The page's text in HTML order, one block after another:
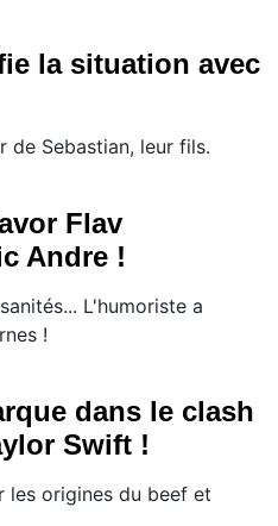
la situation avec
de Sebastian, leur fils.
Flav
Andre !
L'humoriste a
!
dans le clash
Swift !
les origines du beef et